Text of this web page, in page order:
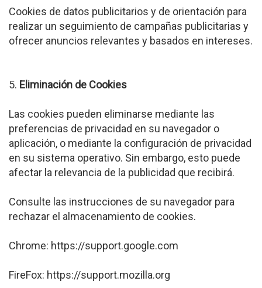
Cookies de datos publicitarios y de orientación para
realizar un seguimiento de campañas publicitarias y
ofrecer anuncios relevantes y basados en intereses.
5. Eliminación de Cookies
Las cookies pueden eliminarse mediante las
preferencias de privacidad en su navegador o
aplicación, o mediante la configuración de privacidad
en su sistema operativo. Sin embargo, esto puede
afectar la relevancia de la publicidad que recibirá.
Consulte las instrucciones de su navegador para
rechazar el almacenamiento de cookies.
Chrome: https://support.google.com
FireFox: https://support.mozilla.org